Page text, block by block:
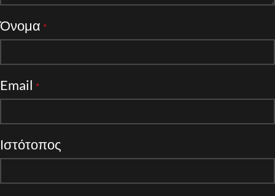
Όνομα *
Email *
Ιστότοπος